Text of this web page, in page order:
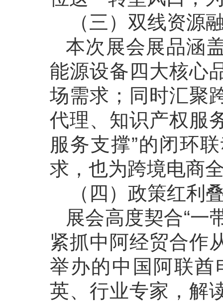
（三）双线资源
本次展会展品涵
能源设备四大核心
场需求；同时汇聚
代理、知识产权服
服务支撑”的闭环
求，也为跨境电商
（四）政策红利
展会高度契合“一
紧抓中阿经贸合作
举办的中国阿联
英、行业专家，解